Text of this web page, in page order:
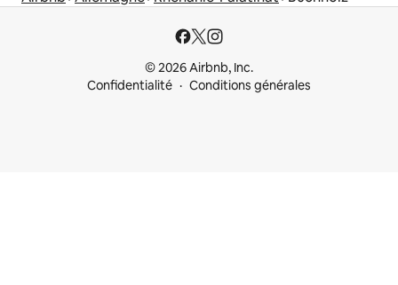
© 2026 Airbnb, Inc.
Confidentialité
Conditions générales